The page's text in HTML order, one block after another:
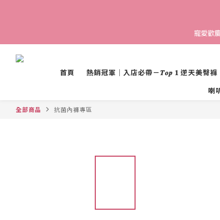
寵愛歡
首頁
熱銷冠軍｜入店必帶－𝑻𝒐𝒑 𝟏 逆天美臀褲
喇
全部商品 抗菌內褲專區